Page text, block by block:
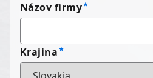
Názov firmy
Krajina